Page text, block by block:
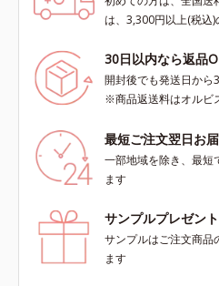
は、3,300円以上(税込
30日以内なら返品
開封後でも発送日から
※商品返送料はオルビ
最短ご注文翌日お
一部地域を除き、最短
ます
サンプルプレゼント
サンプルはご注文商品
ます